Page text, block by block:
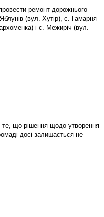
ремонт дорожнього
(вул. Хутір), с. Гамарня
і с. Межиріч (вул.
те, що рішення щодо утворення
досі залишається не